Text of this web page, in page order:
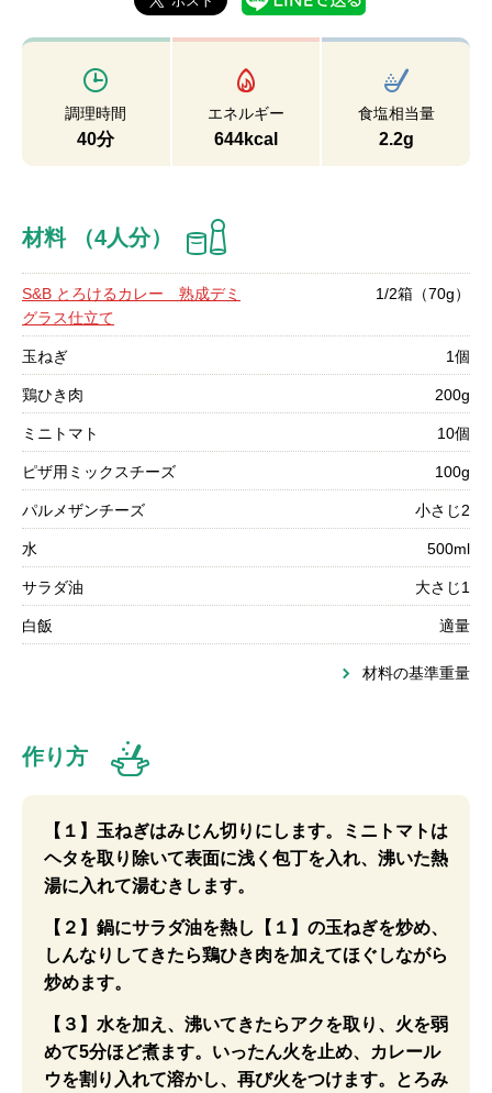
調理時間
40分
エネルギー
644kcal
食塩相当量
2.2g
材料 （4人分）
S&B とろけるカレー 熟成デミ
グラス仕立て
1/2箱（70g）
玉ねぎ 1個
鶏ひき肉 200g
ミニトマト 10個
ピザ用ミックスチーズ 100g
パルメザンチーズ 小さじ2
水 500ml
サラダ油 大さじ1
白飯 適量
材料の基準重量
作り方
【１】玉ねぎはみじん切りにします。ミニトマトは
ヘタを取り除いて表面に浅く包丁を入れ、沸いた熱
湯に入れて湯むきします。
【２】鍋にサラダ油を熱し【１】の玉ねぎを炒め、
しんなりしてきたら鶏ひき肉を加えてほぐしながら
炒めます。
【３】水を加え、沸いてきたらアクを取り、火を弱
めて5分ほど煮ます。いったん火を止め、カレール
ウを割り入れて溶かし、再び火をつけます。とろみ